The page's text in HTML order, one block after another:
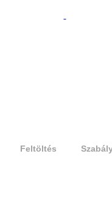
Feltöltés